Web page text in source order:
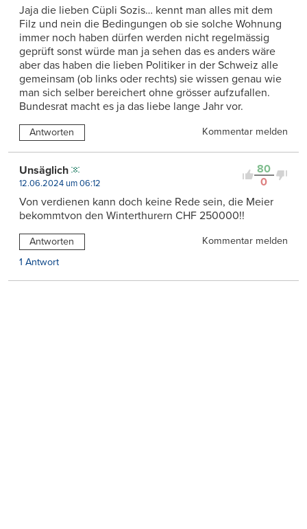
Jaja die lieben Cüpli Sozis… kennt man alles mit dem
Filz und nein die Bedingungen ob sie solche Wohnung
immer noch haben dürfen werden nicht regelmässig
geprüft sonst würde man ja sehen das es anders wäre
aber das haben die lieben Politiker in der Schweiz alle
gemeinsam (ob links oder rechts) sie wissen genau wie
man sich selber bereichert ohne grösser aufzufallen.
Bundesrat macht es ja das liebe lange Jahr vor.
Antworten Kommentar melden
80
0
Unsäglich
12.06.2024 um 06:12
Von verdienen kann doch keine Rede sein, die Meier
bekommtvon den Winterthurern CHF 250000!!
Antworten
Kommentar melden
1 Antwort